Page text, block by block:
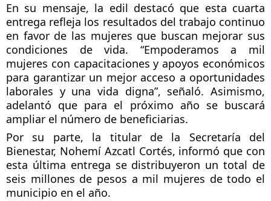
En su mensaje, la edil destacó que esta cuarta
entrega refleja los resultados del trabajo continuo
en favor de las mujeres que buscan mejorar sus
condiciones de vida. “Empoderamos a mil
mujeres con capacitaciones y apoyos económicos
para garantizar un mejor acceso a oportunidades
laborales y una vida digna”, señaló. Asimismo,
adelantó que para el próximo año se buscará
ampliar el número de beneficiarias.
Por su parte, la titular de la Secretaría del
Bienestar, Nohemí Azcatl Cortés, informó que con
esta última entrega se distribuyeron un total de
seis millones de pesos a mil mujeres de todo el
municipio en el año.